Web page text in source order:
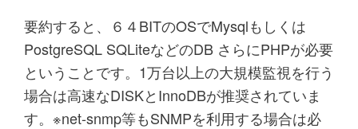
要約すると、６４BITのOSでMysqlもしくは
PostgreSQL SQLiteなどのDB さらにPHPが必要
ということです。1万台以上の大規模監視を行う
場合は高速なDISKとInnoDBが推奨されていま
す。※net-snmp等もSNMPを利用する場合は必